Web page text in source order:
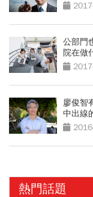
公部門
院在做
廖俊智
中出線
熱門話題